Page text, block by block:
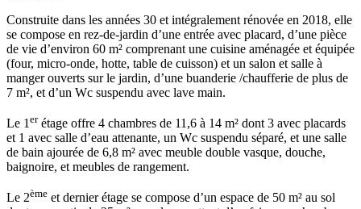
Construite dans les années 30 et intégralement rénovée en 2018, elle
se compose en rez-de-jardin d’une entrée avec placard, d’une pièce
de vie d’environ 60 m² comprenant une cuisine aménagée et équipée
(four, micro-onde, hotte, table de cuisson) et un salon et salle à
manger ouverts sur le jardin, d’une buanderie /chaufferie de plus de
7 m², et d’un Wc suspendu avec lave main.
Le 1 erétage offre 4 chambres de 11,6 à 14 m² dont 3 avec placards
et 1 avec salle d’eau attenante, un Wc suspendu séparé, et une salle
de bain ajourée de 6,8 m² avec meuble double vasque, douche,
baignoire, et meubles de rangement.
Le 2ème et dernier étage se compose d’un espace de 50 m² au sol